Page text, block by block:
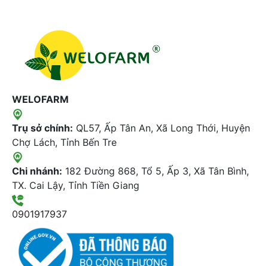
WELOFARM
Trụ sở chính: QL57, Ấp Tân An, Xã Long Thới, Huyện
Chợ Lách, Tỉnh Bến Tre
Chi nhánh: 182 Đường 868, Tổ 5, Ấp 3, Xã Tân Bình,
TX. Cai Lậy, Tỉnh Tiền Giang
0901917937